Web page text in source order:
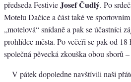
předseda FestivieJosef Čudlý. Po
Motelu Dačice a část také ve
„motelová“ snídaně a pak se účastníci
prohlídce města. Po večeři se pak od
společná pěvecká zkouška obou sborů
V pátek dopoledne navštívili naši